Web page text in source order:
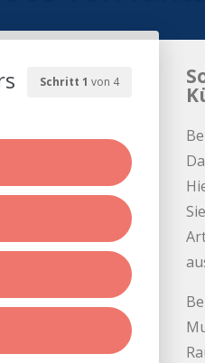
Schritt 1 von 4